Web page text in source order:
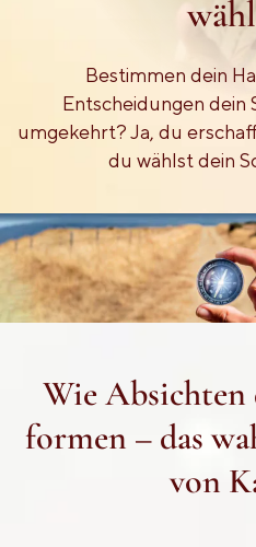
Bestimmen dein
Entscheidungen dein
umgekehrt? Ja, du
du wählst dein
Wie Absichten
formen – das
von